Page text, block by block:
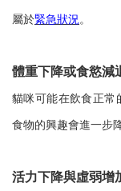
屬於緊急狀況。
體重下降或食慾減
貓咪可能在飲食正常
食物的興趣會進一步
活力下降與虛弱增